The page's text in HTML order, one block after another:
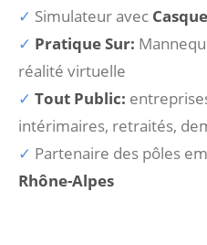
Simulateur avec
Pratique Sur:
réalité virtuelle
Tout Public:
intérimaires, retraités,
Partenaire des pôles
Rhône-Alpes